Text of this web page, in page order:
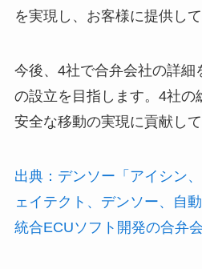
を実現し、お客様に提供し
今後、4社で合弁会社の詳細
の設立を目指します。4社の
安全な移動の実現に貢献して
出典：デンソー「アイシン
ェイテクト、デンソー、自
統合ECUソフト開発の合弁